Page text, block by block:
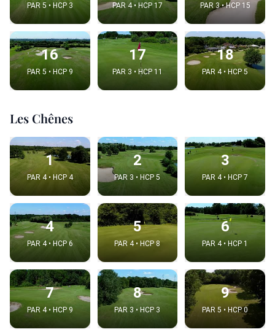
PAR 5 • HCP 3 PAR 4 • HCP 17 PAR 3 • HCP 15
16
PAR 5 • HCP 9
17
PAR 3 • HCP 11
18
PAR 4 • HCP 5
Les Chênes
1
PAR 4 • HCP 4
2
PAR 3 • HCP 5
3
PAR 4 • HCP 7
4
PAR 4 • HCP 6
5
PAR 4 • HCP 8
6
PAR 4 • HCP 1
7
PAR 4 • HCP 9
8
PAR 3 • HCP 3
9
PAR 5 • HCP 0